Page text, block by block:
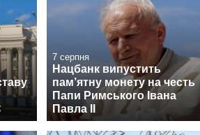
7 серпня
Нацбанк випустить
пам’ятну монету на честь
Папи Римського Івана
Павла II